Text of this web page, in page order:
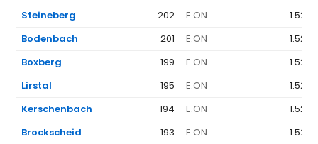
Steineberg 202 E.ON
1.523
Bodenbach
201 E.ON
1.523
Boxberg
199 E.ON
1.523
Lirstal
195 E.ON
1.523
Kerschenbach
194 E.ON
1.523
Brockscheid
193 E.ON
1.523